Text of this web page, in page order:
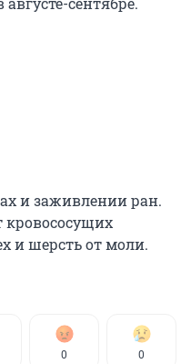
и заживлении ран.
кровососущих
и шерсть от моли.
0 0